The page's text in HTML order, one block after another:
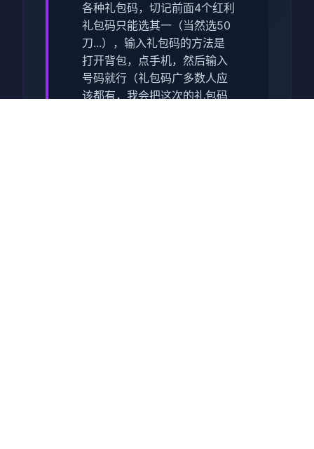
各种礼包码，切记前面4个红利
礼包码只能选其一（当然选50
刀...），输入礼包码的方法是
打开背包，点手机，然后输入
号码就行（礼包码广多数人应
该都有，我会把这次的礼包码